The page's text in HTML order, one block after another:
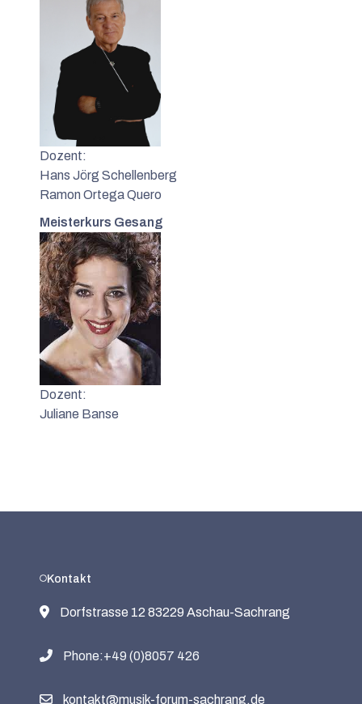
Dozent:
Hans Jörg Schellenberg
Ramon Ortega Quero
Meisterkurs Gesang
Dozent:
Juliane Banse
Kontakt
Dorfstrasse 12 83229 Aschau-Sachrang
Phone:+49 (0)8057 426
kontakt@musik-forum-sachrang.de